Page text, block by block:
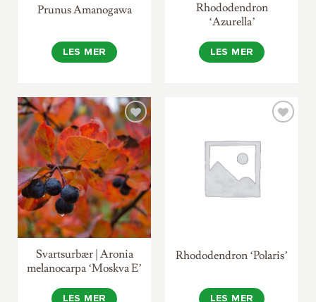
Prunus Amanogawa
LES MER
Rhododendron
‘Azurella’
LES MER
Svartsurbær | Aronia
melanocarpa ‘Moskva E’
LES MER
Rhododendron ‘Polaris’
LES MER